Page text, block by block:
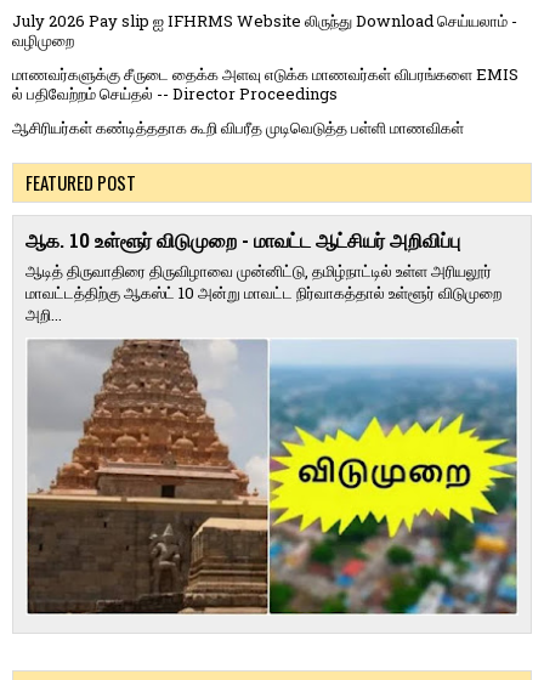
July 2026 Pay slip ஐ IFHRMS Website லிருந்து Download செய்யலாம் -
வழிமுறை
மாணவர்களுக்கு சீருடை தைக்க அளவு எடுக்க மாணவர்கள் விபரங்களை EMIS
ல் பதிவேற்றம் செய்தல் -- Director Proceedings
ஆசிரியர்கள் கண்டித்ததாக கூறி விபரீத முடிவெடுத்த பள்ளி மாணவிகள்
FEATURED POST
ஆக. 10 உள்ளூர் விடுமுறை - மாவட்ட ஆட்சியர் அறிவிப்பு
ஆடித் திருவாதிரை திருவிழாவை முன்னிட்டு, தமிழ்நாட்டில் உள்ள அரியலூர்
மாவட்டத்திற்கு ஆகஸ்ட் 10 அன்று மாவட்ட நிர்வாகத்தால் உள்ளூர் விடுமுறை
அறி...